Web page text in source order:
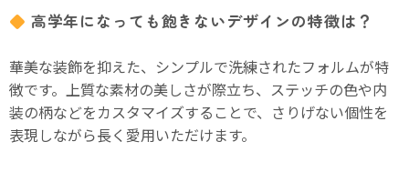
高学年になっても飽きないデザインの特徴は？
華美な装飾を抑えた、シンプルで洗練されたフォルムが特
徴です。上質な素材の美しさが際立ち、ステッチの色や内
装の柄などをカスタマイズすることで、さりげない個性を
表現しながら長く愛用いただけます。